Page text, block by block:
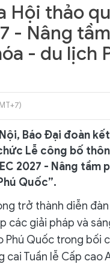
Hội thảo
- Nâng
- du lịch
Báo Đại đoàn kết
Lễ công bố
2027 - Nâng tầm
Quốc”.
trở thành diễn
các giải pháp và
Phú Quốc trong bối
cai Tuần lễ Cấp cao